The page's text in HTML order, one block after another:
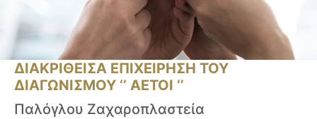
ΔΙΑΚΡΙΘΕΙΣΑ ΕΠΙΧΕΙΡΗΣΗ ΤΟΥ
ΔΙΑΓΩΝΙΣΜΟΥ ‘’ ΑΕΤΟΙ ‘’
Παλόγλου Ζαχαροπλαστεία